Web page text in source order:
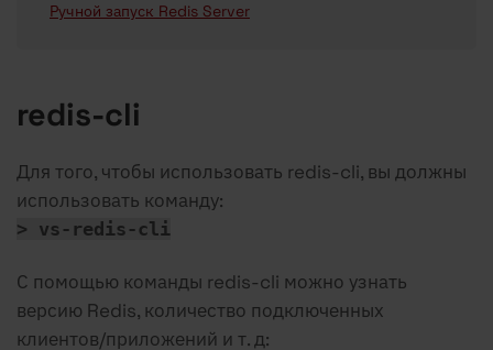
Ручной запуск Redis Server
redis-cli
Для того, чтобы использовать redis-cli, вы должны
использовать команду:
> vs-redis-cli
С помощью команды redis-cli можно узнать
версию Redis, количество подключенных
клиентов/приложений и т. д: